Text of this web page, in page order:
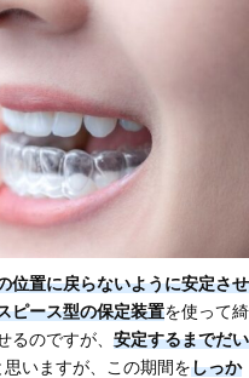
位置に戻らないように安定させ
ピース型の保定装置を使って綺
るのですが、 安定するまでだい
思いますが、この期間をしっか